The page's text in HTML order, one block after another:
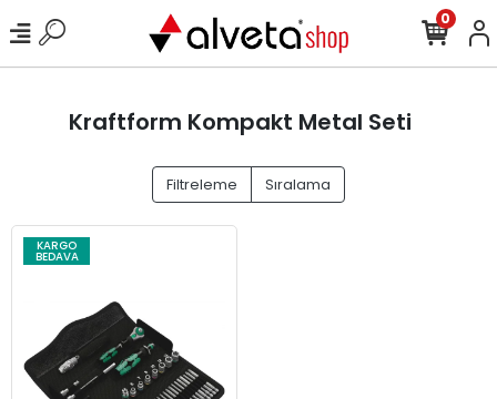
0
Kraftform Kompakt Metal Seti
Filtreleme Sıralama
KARGO
BEDAVA